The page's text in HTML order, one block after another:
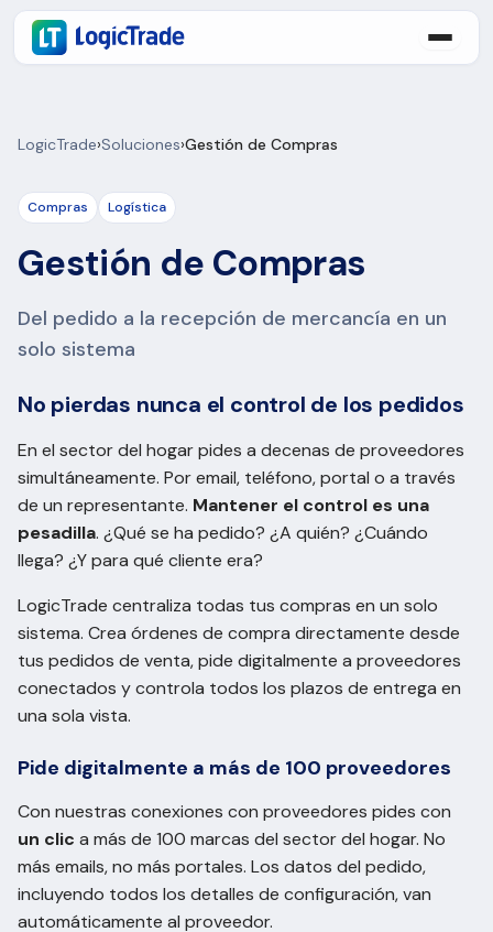
LogicTrade›Soluciones›Gestión de Compras
Compras Logística
Gestión de Compras
Del pedido a la recepción de mercancía en un
solo sistema
No pierdas nunca el control de los pedidos
En el sector del hogar pides a decenas de proveedores
simultáneamente. Por email, teléfono, portal o a través
de un representante. Mantener el control es una
pesadilla. ¿Qué se ha pedido? ¿A quién? ¿Cuándo
llega? ¿Y para qué cliente era?
LogicTrade centraliza todas tus compras en un solo
sistema. Crea órdenes de compra directamente desde
tus pedidos de venta, pide digitalmente a proveedores
conectados y controla todos los plazos de entrega en
una sola vista.
Pide digitalmente a más de 100 proveedores
Con nuestras conexiones con proveedores pides con
un clic a más de 100 marcas del sector del hogar. No
más emails, no más portales. Los datos del pedido,
incluyendo todos los detalles de configuración, van
automáticamente al proveedor.